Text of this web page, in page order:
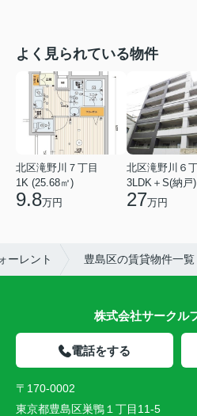
よく見られている物件
北区滝野川７丁目
1K (25.68㎡)
9.8万円
北区滝野川６
27万円
ーレント 豊島区の賃貸物件一覧
株式会社サークル
電話をする
〒170-0002
東京都豊島区巣鴨１丁目11-5